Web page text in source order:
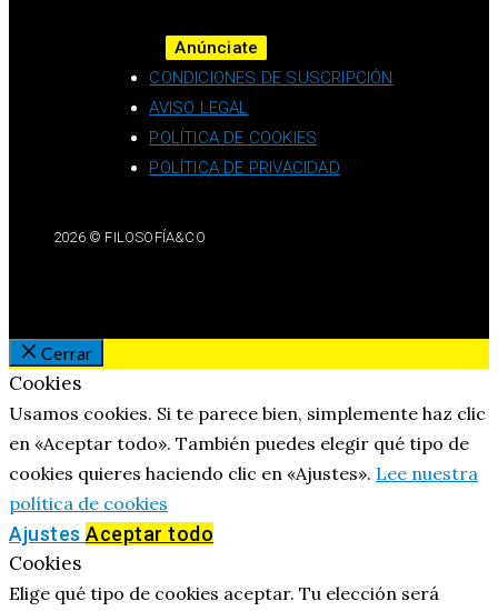
Anúnciate
CONDICIONES DE SUSCRIPCIÓN
AVISO LEGAL
POLÍTICA DE COOKIES
POLÍTICA DE PRIVACIDAD
2026 © FILOSOFÍA&CO
Cerrar
Cookies
Usamos cookies. Si te parece bien, simplemente haz clic
en «Aceptar todo». También puedes elegir qué tipo de
cookies quieres haciendo clic en «Ajustes». Lee nuestra
política de cookies
Ajustes Aceptar todo
Cookies
Elige qué tipo de cookies aceptar. Tu elección será